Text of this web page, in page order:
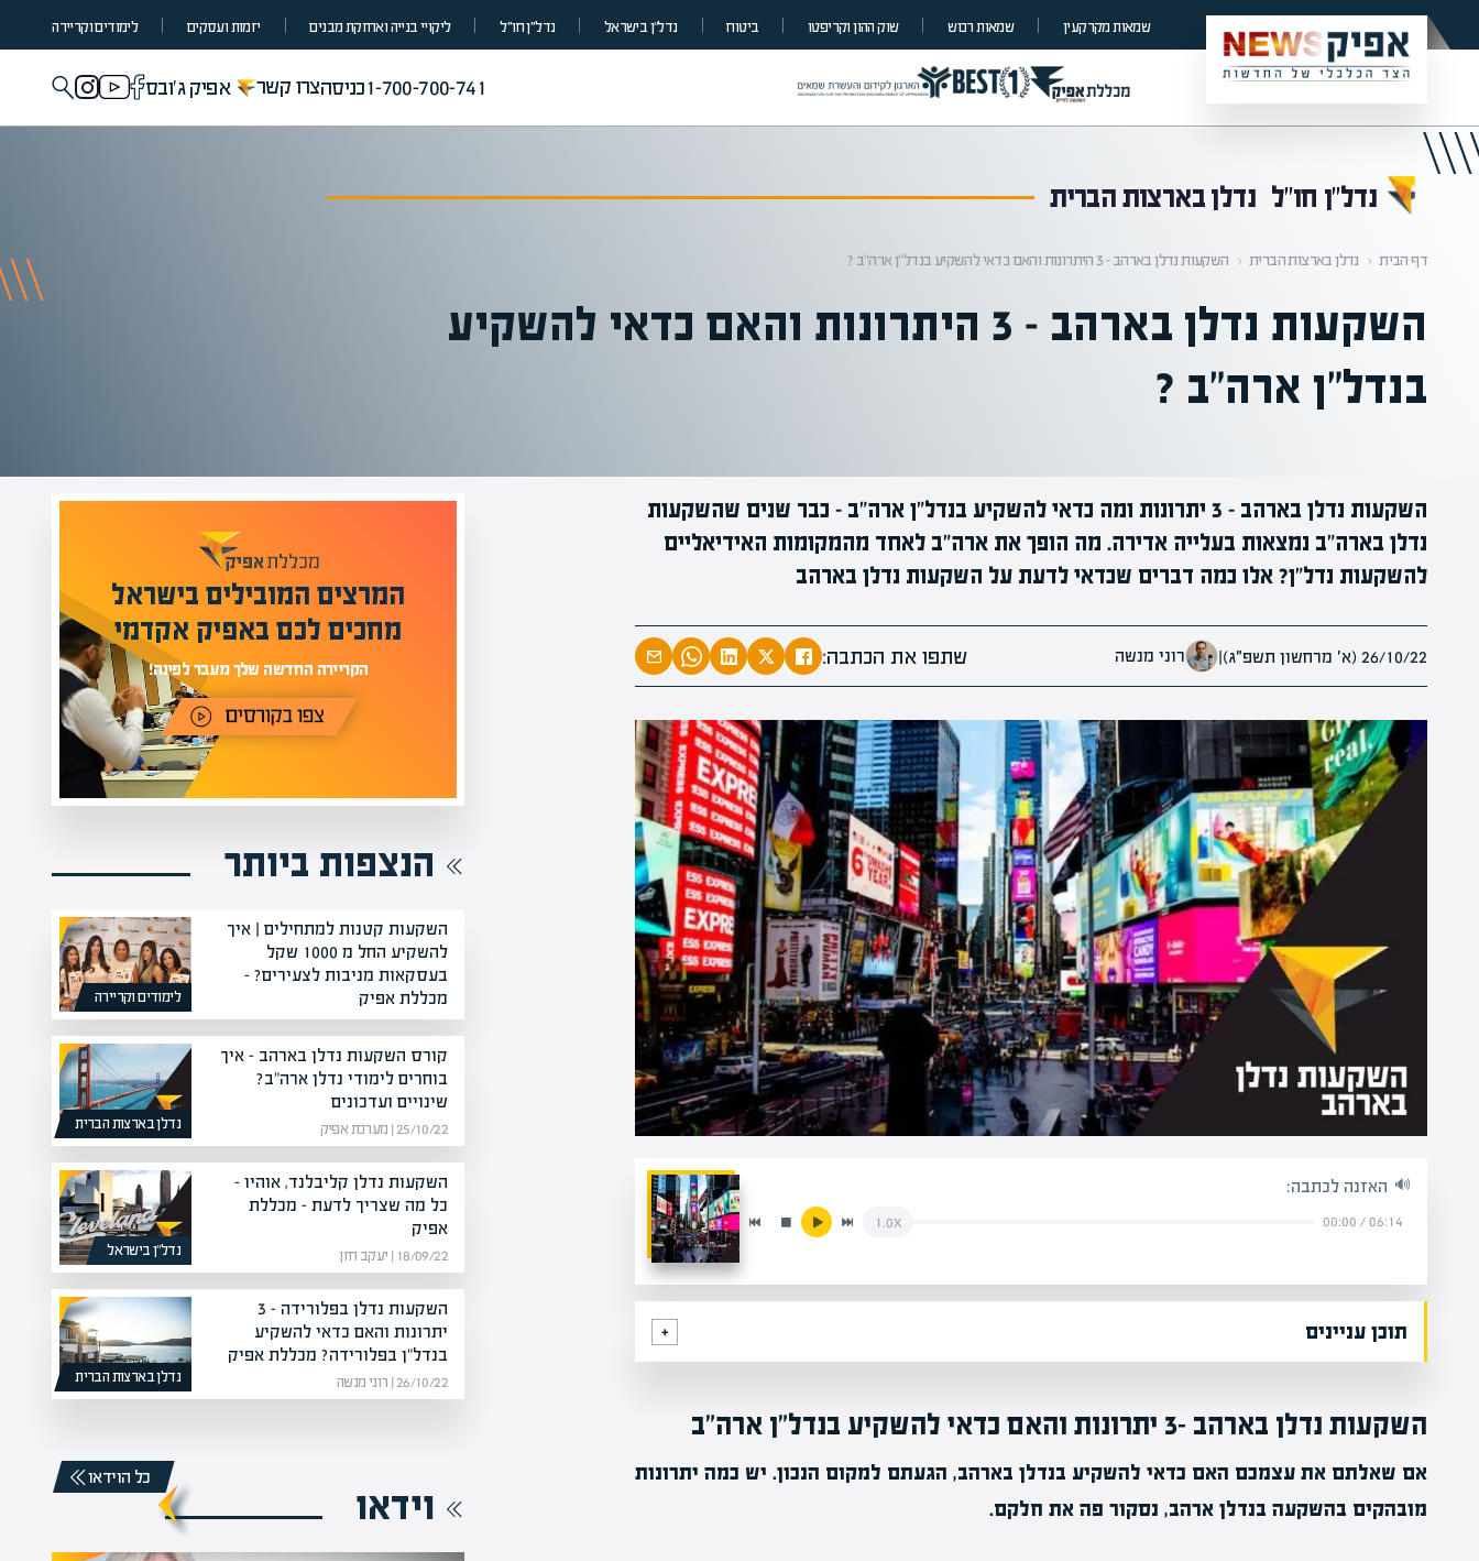
שמאות מקרקעין שמאות רכוש שוק ההון וקריפטו ביטוח נדל”ן בישראל נדל״ן חו״ל ליקויי בנייה ואחזקת מבנים יזמות ועסקים לימודים וקריירה
1-700-700-741כניסהצרו קשר אפיק ג'ובס
נדל״ן חו״ל נדלן בארצות הברית
דף הבית ‹ נדלן בארצות הברית ‹ השקעות נדלן בארהב – 3 היתרונות והאם כדאי להשקיע בנדל"ן ארה"ב ?
השקעות נדלן בארהב – 3 היתרונות והאם כדאי להשקיע
בנדל"ן ארה"ב ?
השקעות נדלן בארהב - 3 יתרונות ומה כדאי להשקיע בנדל"ן ארה"ב - כבר שנים שהשקעות
נדלן בארה"ב נמצאות בעלייה אדירה. מה הופך את ארה"ב לאחד מהמקומות האידיאליים
להשקעות נדל"ן? אלו כמה דברים שכדאי לדעת על השקעות נדלן בארהב
26/10/22 (א׳ מרחשון תשפ״ג) | רוני מנשה שתפו את הכתבה:
האזנה לכתבה:
06:14
/
00:00
1.0x
תוכן עניינים
השקעות נדלן בארהב -3 יתרונות והאם כדאי להשקיע בנדל"ן ארה"ב
אם שאלתם את עצמכם האם כדאי להשקיע בנדלן בארהב, הגעתם למקום הנכון. יש כמה יתרונות
מובהקים בהשקעה בנדלן ארהב, נסקור פה את חלקם.
המרצים המובילים בישראל
מחכים לכם באפיק אקדמי
הקריירה החדשה שלך מעבר לפינה!
מומחים בהערכת שווי
מעל 1000 מומחים
בהערכות שווי
מחכים לכם באתר
הנצפות ביותר
לימודים וקריירה
השקעות קטנות למתחילים | איך
להשקיע החל מ 1000 שקל
בעסקאות מניבות לצעירים? –
מכללת אפיק
נדלן בארצות הברית
קורס השקעות נדלן בארהב – איך
בוחרים לימודי נדלן ארה"ב?
שינויים ועדכונים
25/10/22 | מערכת אפיק
נדל”ן בישראל
השקעות נדלן קליבלנד, אוהיו –
כל מה שצריך לדעת – מכללת
אפיק
18/09/22 | יעקב חזן
נדלן בארצות הברית
השקעות נדלן בפלורידה – 3
יתרונות והאם כדאי להשקיע
בנדל"ן בפלורידה? מכללת אפיק
26/10/22 | רוני מנשה
וידאו
כל הוידאו